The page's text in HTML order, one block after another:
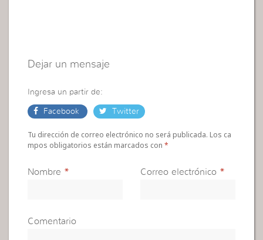
Dejar un mensaje
Ingresa un partir de:
Facebook Twitter
Tu dirección de correo electrónico no será publicada. Los ca
mpos obligatorios están marcados con*
Nombre * Correo electrónico *
Comentario